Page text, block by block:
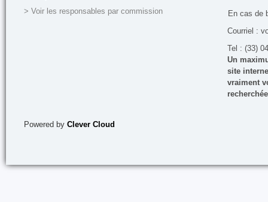
> Voir les responsables par commission
En cas de
Courriel :
Tel : (33)
Un
site
vraiment
Powered by Clever Cloud